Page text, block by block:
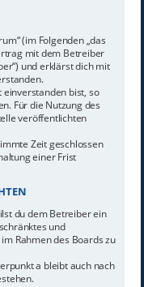
(im Folgenden „das
mit dem Betreiber
und erklärst dich mit
einverstanden bist, so
Für die Nutzung des
veröffentlichten
Zeit geschlossen
einer Frist
du dem Betreiber ein
und
Rahmen des Boards zu
a bleibt auch nach